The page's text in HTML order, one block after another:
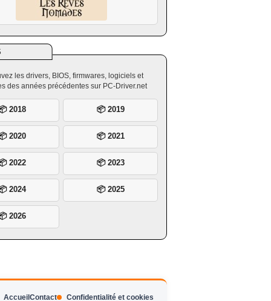
les drivers, BIOS, firmwares, logiciels et
des années précédentes sur PC-Driver.net
2018 📦 2019
2020 📦 2021
2022 📦 2023
2024 📦 2025
2026
Accueil Contact Confidentialité et cookies